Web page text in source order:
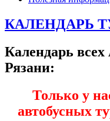
КАЛЕНДАРЬ
Календарь всех
Рязани:
Только у
автобусных